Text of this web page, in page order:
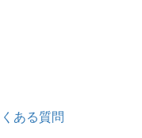
ある質問